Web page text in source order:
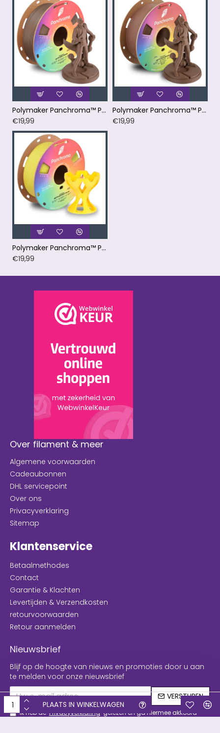
PLAATS IN WINKELWAGEN
Polymaker Panchroma™ PLA Matte Army Brown Filament
€19,99
Polymaker Panchroma™ PLA Matte Earth Brown Filament
€19,99
Polymaker Panchroma™ PLA Matte Savannah Yellow Filament
€19,99
Over filament & meer
Algemene voorwaarden
Cadeaubonnen
DHL servicepoint
Over ons
Privacyverklaring
Sitemap
Klantenservice
Betaalmethodes
Contact
Garantie & Klachten
Levertijden & Verzendkosten
retourvoorwaarden
Retour aanmelden
Nieuwsbrief
Blijf op de hoogte van nieuws en promoties door u aan
te melden voor onze nieuwsbrief
VERSTUREN
Ik heb de Privacyverklaring gelezen en ga hiermee akkoord